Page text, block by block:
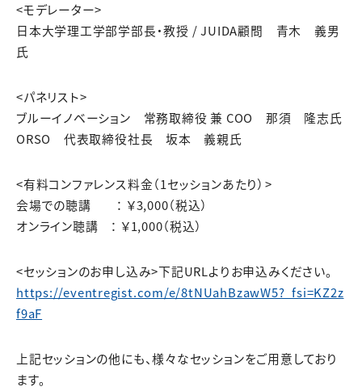
<モデレーター>
日本大学理工学部学部長・教授 / JUIDA顧問 青木 義男
氏
<パネリスト>
ブルーイノベーション 常務取締役 兼 COO 那須 隆志氏
ORSO 代表取締役社長 坂本 義親氏
<有料コンファレンス料金（1セッションあたり）>
会場での聴講 ： ￥3,000（税込）
オンライン聴講 ： ￥1,000（税込）
<セッションのお申し込み>下記URLよりお申込みください。
https://eventregist.com/e/8tNUahBzawW5?_fsi=KZ2z
f9aF
上記セッションの他にも、様々なセッションをご用意しており
ます。